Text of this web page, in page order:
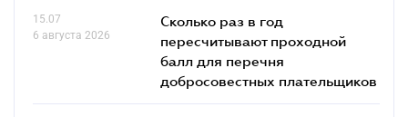
15.07
6 августа 2026
Сколько раз в год
пересчитывают проходной
балл для перечня
добросовестных плательщиков